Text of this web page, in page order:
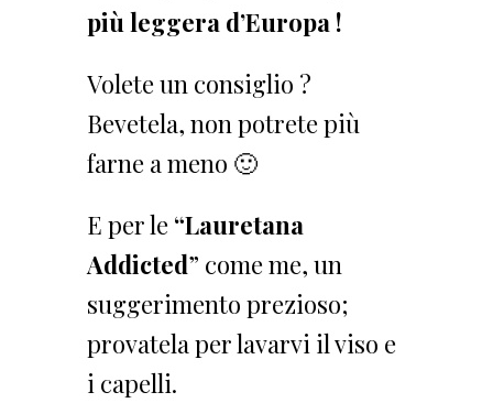
più leggera d’Europa !
Volete un consiglio ?
Bevetela, non potrete più
farne a meno 🙂
E per le “Lauretana
Addicted” come me, un
suggerimento prezioso;
provatela per lavarvi il viso e
i capelli.